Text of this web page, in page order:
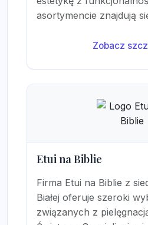
asortymencie znajdują
Zobacz
Etui na Biblie
Firma Etui na Biblie z
Białej oferuje szeroki
związanych z